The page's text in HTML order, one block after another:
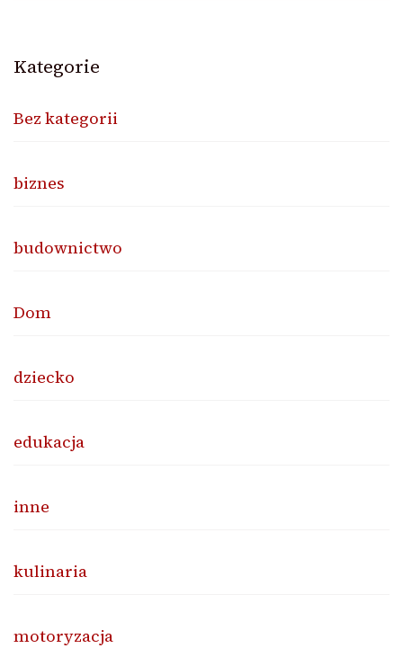
Kategorie
Bez kategorii
biznes
budownictwo
Dom
dziecko
edukacja
inne
kulinaria
motoryzacja